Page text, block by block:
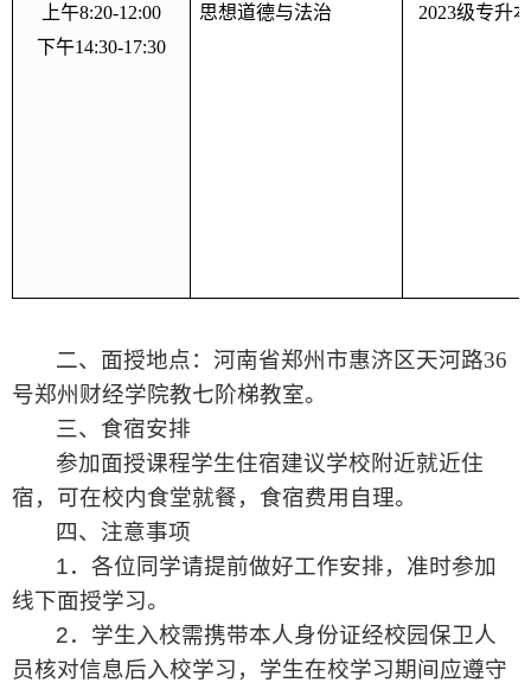
上午8:20-12:00
下午14:30-17:30
思想道德与法治 2023级专升本
二、面授地点：河南省郑州市惠济区天河路36
号郑州财经学院教七阶梯教室。
三、食宿安排
参加面授课程学生住宿建议学校附近就近住
宿，可在校内食堂就餐，食宿费用自理。
四、注意事项
1．各位同学请提前做好工作安排，准时参加
线下面授学习。
2． 学生入校需携带本人身份证经校园保卫人
员核对信息后入校学习，学生在校学习期间应遵守